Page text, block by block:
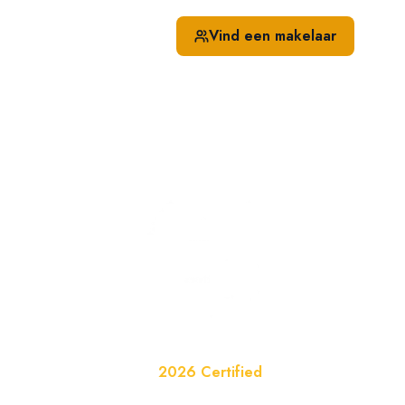
Vind een makelaar
2026 Certified